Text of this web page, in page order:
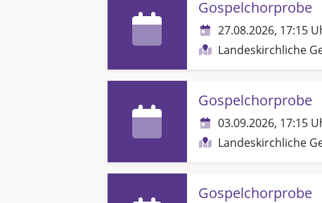
Gospelchorprobe
27.08.2026, 17:15
Landeskirchliche
Gospelchorprobe
03.09.2026, 17:15
Landeskirchliche
Gospelchorprobe